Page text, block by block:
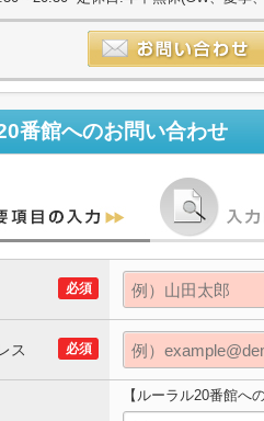
番館へのお問い合わせ
必須
必須
ス
【ルーラル20番館へ